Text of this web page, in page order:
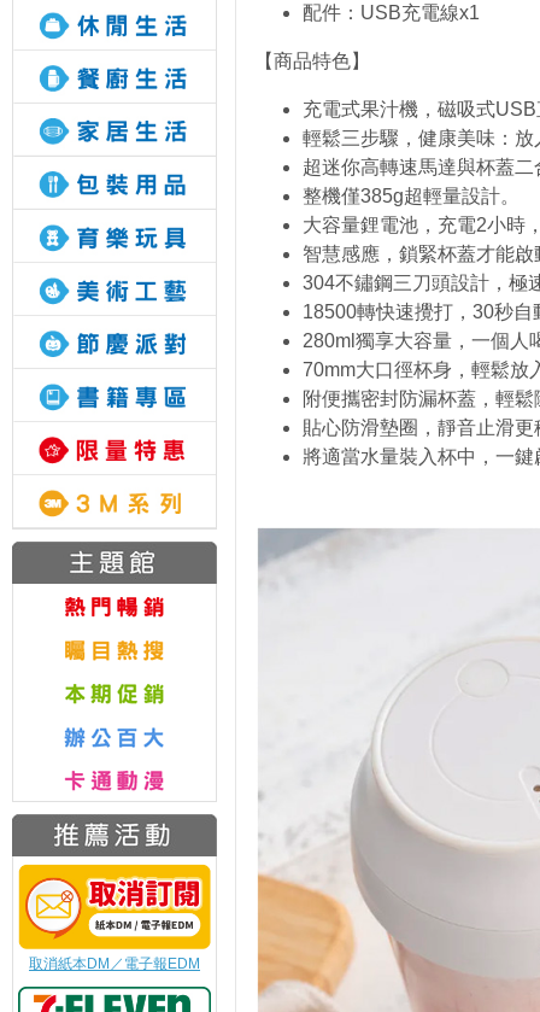
取消紙本DM／電子報EDM
配件：USB充電線x1
【商品特色】
充電式果汁機，磁吸式
輕鬆三步驟，健康美味：
超迷你高轉速馬達與杯蓋
整機僅385g超輕量設計。
大容量鋰電池，充電2小時
智慧感應，鎖緊杯蓋才能
304不鏽鋼三刀頭設計，極
18500轉快速攪打，30秒
280ml獨享大容量，一個人
70mm大口徑杯身，輕鬆放
附便攜密封防漏杯蓋，輕
貼心防滑墊圈，靜音止滑更
將適當水量裝入杯中，一